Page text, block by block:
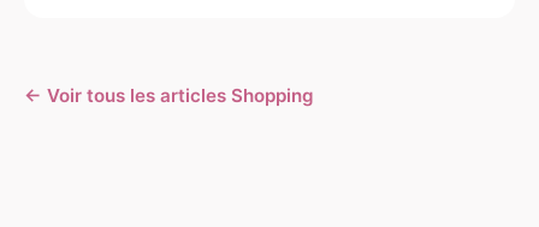
← Voir tous les articles Shopping